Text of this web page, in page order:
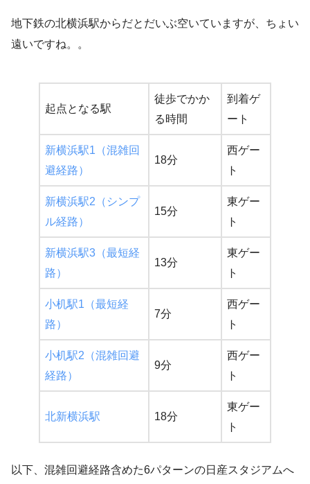
地下鉄の北横浜駅からだとだいぶ空いていますが、ちょい
遠いですね。。
起点となる駅
徒歩でかか
る時間
到着ゲ
ート
新横浜駅1（混雑回
避経路）
18分
西ゲー
ト
新横浜駅2（シンプ
ル経路）
15分
東ゲー
ト
新横浜駅3（最短経
路）
13分
東ゲー
ト
小机駅1（最短経
路）
7分
西ゲー
ト
小机駅2（混雑回避
経路）
9分
西ゲー
ト
北新横浜駅 18分
東ゲー
ト
以下、混雑回避経路含めた6パターンの日産スタジアムへ